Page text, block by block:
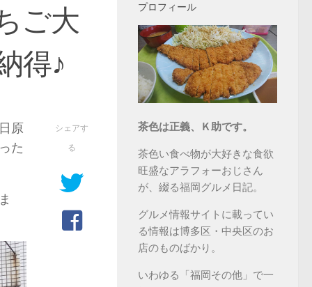
ご大
得♪
原
た
シェアす
る
プロフィール
茶色は正義、Ｋ助です。
茶色い食べ物が大好きな食欲
旺盛なアラフォーおじさん
が、綴る福岡グルメ日記。
グルメ情報サイトに載ってい
る情報は博多区・中央区のお
店のものばかり。
いわゆる「福岡その他」で一